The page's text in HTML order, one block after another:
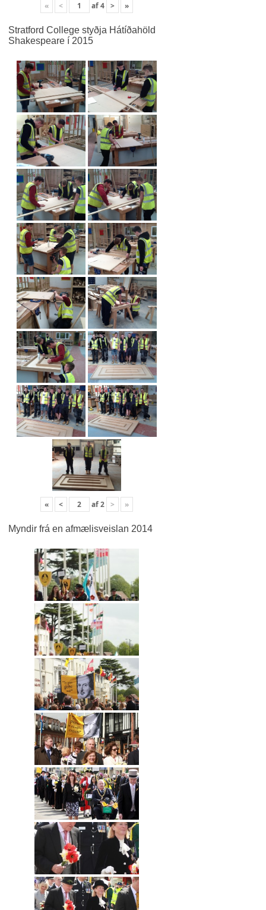
« < af4 > »
Stratford College styðja Hátíðahöld
Shakespeare í 2015
« < af2 > »
Myndir frá en afmælisveislan 2014